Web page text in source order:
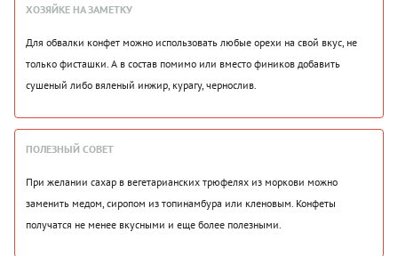
ХОЗЯЙКЕ НА ЗАМЕТКУ
Для обвалки конфет можно использовать любые орехи на свой вкус, не
только фисташки. А в состав помимо или вместо фиников добавить
сушеный либо вяленый инжир, курагу, чернослив.
ПОЛЕЗНЫЙ СОВЕТ
При желании сахар в вегетарианских трюфелях из моркови можно
заменить медом, сиропом из топинамбура или кленовым. Конфеты
получатся не менее вкусными и еще более полезными.